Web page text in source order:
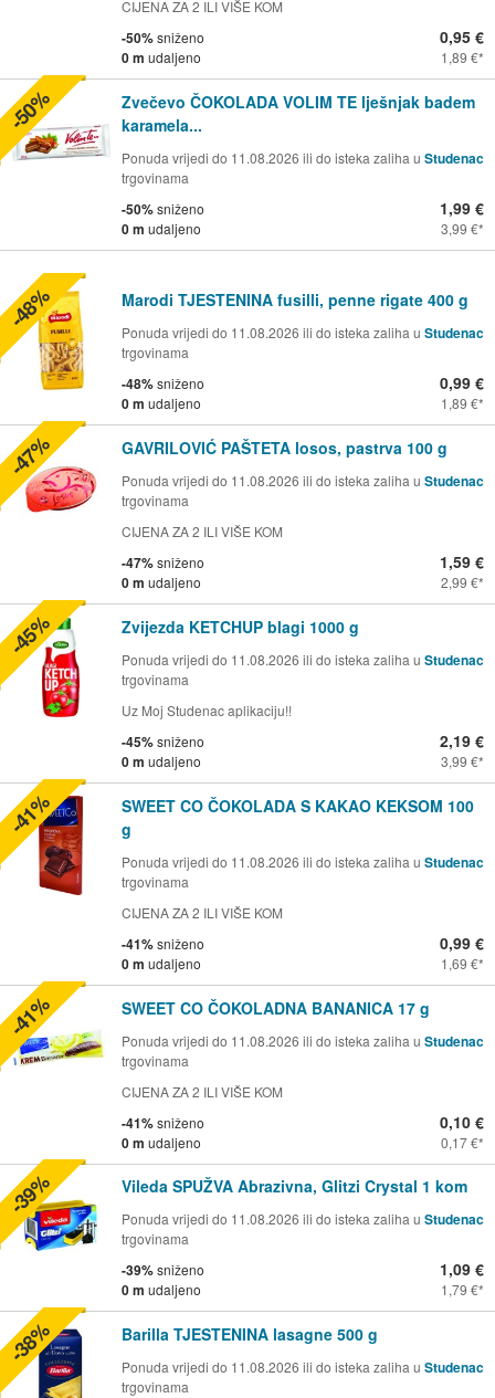
CIJENA ZA 2 ILI VIŠE KOM
-50%sniženo
0 m udaljeno
0,95 €
1,89 €
Zvečevo ČOKOLADA VOLIM TE lješnjak badem
karamela...
Ponuda vrijedi do 11.08.2026 ili do isteka zaliha u Studenac
trgovinama
-50%sniženo
0 m udaljeno
1,99 €
3,99 €
-50%
Marodi TJESTENINA fusilli, penne rigate 400 g
Ponuda vrijedi do 11.08.2026 ili do isteka zaliha u Studenac
trgovinama
-48%sniženo
0 m udaljeno
0,99 €
1,89 €
-48%
GAVRILOVIĆ PAŠTETA losos, pastrva 100 g
Ponuda vrijedi do 11.08.2026 ili do isteka zaliha u Studenac
trgovinama
CIJENA ZA 2 ILI VIŠE KOM
-47%sniženo
0 m udaljeno
1,59 €
2,99 €
-47%
Zvijezda KETCHUP blagi 1000 g
Ponuda vrijedi do 11.08.2026 ili do isteka zaliha u Studenac
trgovinama
Uz Moj Studenac aplikaciju!!
-45%sniženo
0 m udaljeno
2,19 €
3,99 €
-45%
SWEET CO ČOKOLADA S KAKAO KEKSOM 100
g
Ponuda vrijedi do 11.08.2026 ili do isteka zaliha u Studenac
trgovinama
CIJENA ZA 2 ILI VIŠE KOM
-41%sniženo
0 m udaljeno
0,99 €
1,69 €
-41%
SWEET CO ČOKOLADNA BANANICA 17 g
Ponuda vrijedi do 11.08.2026 ili do isteka zaliha u Studenac
trgovinama
CIJENA ZA 2 ILI VIŠE KOM
-41%sniženo
0 m udaljeno
0,10 €
0,17 €
-41%
Vileda SPUŽVA Abrazivna, Glitzi Crystal 1 kom
Ponuda vrijedi do 11.08.2026 ili do isteka zaliha u Studenac
trgovinama
-39%sniženo
0 m udaljeno
1,09 €
1,79 €
-39%
Barilla TJESTENINA lasagne 500 g
Ponuda vrijedi do 11.08.2026 ili do isteka zaliha u Studenac
trgovinama
-38%